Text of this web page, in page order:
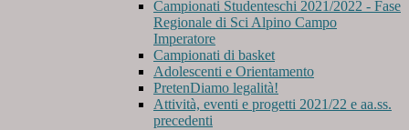
Campionati Studenteschi 2021/2022 - Fase
Regionale di Sci Alpino Campo
Imperatore
Campionati di basket
Adolescenti e Orientamento
PretenDiamo legalità!
Attività, eventi e progetti 2021/22 e aa.ss.
precedenti